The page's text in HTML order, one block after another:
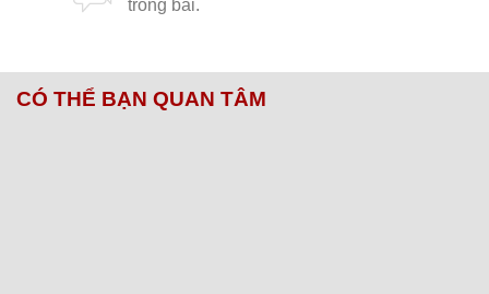
CÓ THỂ BẠN QUAN TÂM